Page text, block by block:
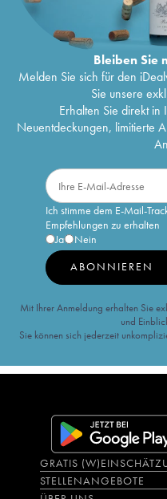
Bleiben Sie
Melden Sie sich für den
Sie unsere
Erhalten Sie direkt in
Neuentdeckungen, limitierte
Ich stimme dem E-Mail-
Empfehlungen zu erhalten
Ja
Nein
ABONNIEREN
Mit Ihrer Anmeldung erhalten Sie
und
Sie können sich jederzeit
GRATIS
STELLENANGEBOTE